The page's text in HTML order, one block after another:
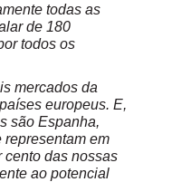
todas as
de 180
todos os
mercados da
europeus. E,
são Espanha,
representam em
cento das nossas
ao potencial